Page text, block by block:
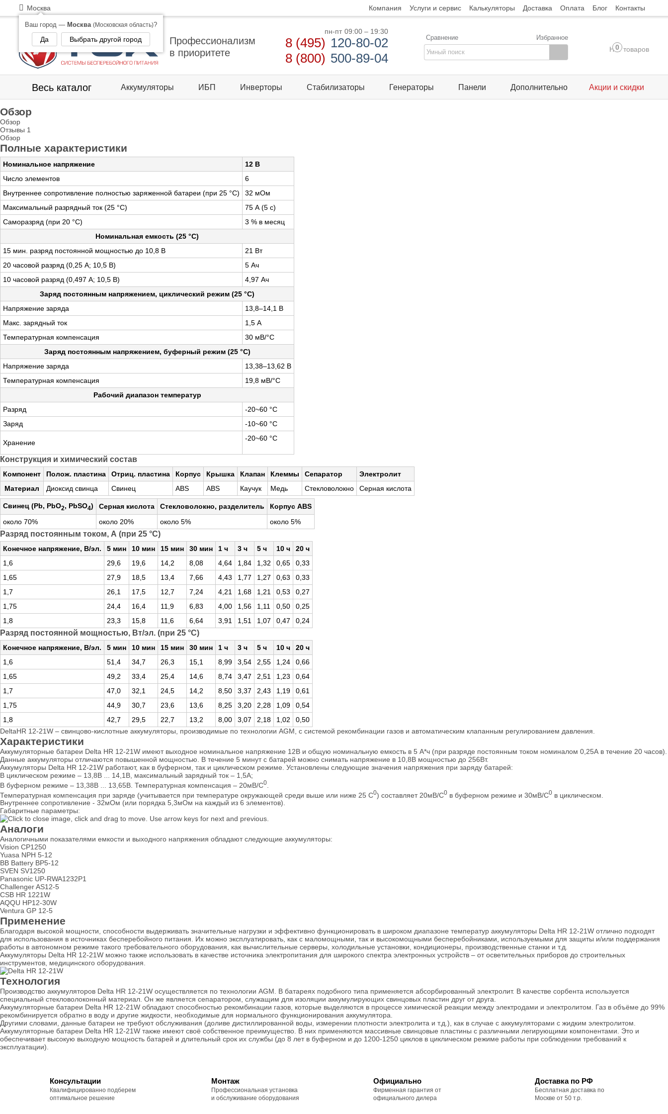
Москва
Ваш город — Москва (Московская область)?
Да Выбрать другой город
Компания Услуги и сервис Калькуляторы Доставка Оплата Блог Контакты
Профессионализм
в приоритете
пн-пт 09:00 – 19:30
8 (495) 120-80-02
8 (800) 500-89-04
Сравнение Избранное
0
Нет товаров
Весь каталог Аккумуляторы ИБП Инверторы Стабилизаторы Генераторы Панели Дополнительно Акции и скидки
Обзор
Обзор
Отзывы 1
Обзор
Полные характеристики
Номинальное напряжение
12 B
Число элементов
6
Внутреннее сопротивление полностью заряженной батареи (при 25 °С)
32 мОм
Максимальный разрядный ток (25 °С)
75 А (5 с)
Саморазряд (при 20 °С)
3 % в месяц
Номинальная емкость (25 °С)
15 мин. разряд постоянной мощностью до 10,8 В
21 Вт
20 часовой разряд (0,25 А; 10,5 В)
5 Ач
10 часовой разряд (0,497 А; 10,5 В)
4,97 Ач
Заряд постоянным напряжением, циклический режим (25 °С)
Напряжение заряда
13,8–14,1 В
Макс. зарядный ток
1,5 А
Температурная компенсация
30 мВ/°С
Заряд постоянным напряжением, буферный режим (25 °С)
Напряжение заряда
13,38–13,62 В
Температурная компенсация
19,8 мВ/°С
Рабочий диапазон температур
Разряд
-20~60 °С
Заряд
-10~60 °С
Хранение
-20~60 °С
Конструкция и химический состав
Компонент Полож. пластина Отриц. пластина Корпус Крышка Клапан Клеммы Сепаратор
Электролит
Материал
Диоксид свинца Свинец ABS ABS Каучук Медь Стекловолокно Серная кислота
Свинец (Pb, PbO2, PbSO4) Серная кислота Стекловолокно, разделитель
Корпус ABS
около 70%
около 20% около 5% около 5%
Разряд постоянным током, А (при 25 °С)
Конечное напряжение, В/эл. 5 мин 10 мин 15 мин 30 мин 1 ч 3 ч 5 ч 10 ч
20 ч
1,6
29,6 19,6 14,2 8,08 4,64 1,84 1,32 0,65
0,33
1,65
27,9 18,5 13,4 7,66 4,43 1,77 1,27 0,63
0,33
1,7
26,1 17,5 12,7 7,24 4,21 1,68 1,21 0,53
0,27
1,75
24,4 16,4 11,9 6,83 4,00 1,56 1,11 0,50
0,25
1,8
23,3 15,8 11,6 6,64 3,91 1,51 1,07 0,47 0,24
Разряд постоянной мощностью, Вт/эл. (при 25 °С)
Конечное напряжение, В/эл. 5 мин 10 мин 15 мин 30 мин 1 ч 3 ч 5 ч 10 ч
20 ч
1,6
51,4 34,7 26,3 15,1 8,99 3,54 2,55 1,24
0,66
1,65
49,2 33,4 25,4 14,6 8,74 3,47 2,51 1,23
0,64
1,7
47,0 32,1 24,5 14,2 8,50 3,37 2,43 1,19
0,61
1,75
44,9 30,7 23,6 13,6 8,25 3,20 2,28 1,09
0,54
1,8
42,7 29,5 22,7 13,2 8,00 3,07 2,18 1,02
0,50
DeltaHR 12-21W – свинцово-кислотные аккумуляторы, производимые по технологии AGM, с системой рекомбинации газов и автоматическим клапанным регулированием давления.
Характеристики
Аккумуляторные батареи Delta HR 12-21W имеют выходное номинальное напряжение 12В и общую номинальную емкость в 5 А*ч (при разряде постоянным током номиналом 0,25А в течение 20 часов).
Данные аккумуляторы отличаются повышенной мощностью. В течение 5 минут с батарей можно снимать напряжение в 10,8В мощностью до 256Вт.
Аккумуляторы Delta HR 12-21W работают, как в буферном, так и циклическом режиме. Установлены следующие значения напряжения при заряду батарей:
В циклическом режиме – 13,8В ... 14,1В, максимальный зарядный ток – 1,5А;
В буферном режиме – 13,38В ... 13,65В. Температурная компенсация – 20мВ/С0
Температурная компенсация при заряде (учитывается при температуре окружающей среди выше или ниже 25 С0) составляет 20мВ/С0 в буферном режиме и 30мВ/С0 в циклическом.
Внутреннее сопротивление - 32мОм (или порядка 5,3мОм на каждый из 6 элементов).
Габаритные параметры:
Аналоги
Аналогичными показателями емкости и выходного напряжения обладают следующие аккумуляторы:
Vision CP1250
Yuasa NPH 5-12
BB Battery BP5-12
SVEN SV1250
Panasonic UP-RWA1232P1
Challenger AS12-5
CSB HR 1221W
AQQU HP12-30W
Ventura GP 12-5
Применение
Благодаря высокой мощности, способности выдерживать значительные нагрузки и эффективно функционировать в широком диапазоне температур аккумуляторы Delta HR 12-21W отлично подходят
для использования в источниках бесперебойного питания. Их можно эксплуатировать, как с маломощными, так и высокомощными бесперебойниками, используемыми для защиты и/или поддержания
работы в автономном режиме такого требовательного оборудования, как вычислительные серверы, холодильные установки, кондиционеры, производственные станки и т.д.
Аккумуляторы Delta HR 12-21W можно также использовать в качестве источника электропитания для широкого спектра электронных устройств – от осветительных приборов до строительных
инструментов, медицинского оборудования.
Технология
Производство аккумуляторов Delta HR 12-21W осуществляется по технологии AGM. В батареях подобного типа применяется абсорбированный электролит. В качестве сорбента используется
специальный стекловолоконный материал. Он же является сепаратором, служащим для изоляции аккумулирующих свинцовых пластин друг от друга.
Аккумуляторные батареи Delta HR 12-21W обладают способностью рекомбинации газов, которые выделяются в процессе химической реакции между электродами и электролитом. Газ в объёме до 99%
рекомбинируется обратно в воду и другие жидкости, необходимые для нормального функционирования аккумулятора.
Другими словами, данные батареи не требуют обслуживания (доливе дистиллированной воды, измерении плотности электролита и т.д.), как в случае с аккумуляторами с жидким электролитом.
Аккумуляторные батареи Delta HR 12-21W также имеют своё собственное преимущество. В них применяются массивные свинцовые пластины с различными легирующими компонентами. Это и
обеспечивает высокую выходную мощность батарей и длительный срок их службы (до 8 лет в буферном и до 1200-1250 циклов в циклическом режиме работы при соблюдении требований к
эксплуатации).
Консультации
Квалифицированно подберем
оптимальное решение
Монтаж
Профессиональная установка
и обслуживание оборудования
Официально
Фирменная гарантия от
официального дилера
Доставка по РФ
Бесплатная доставка по
Москве от 50 т.р.